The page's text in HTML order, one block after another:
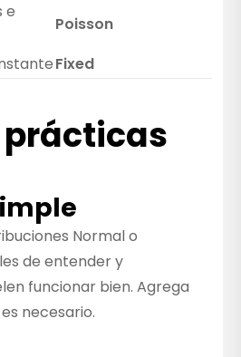
e
Poisson
Fixed
prácticas
Normal o
de entender y
funcionar bien. Agrega
necesario.